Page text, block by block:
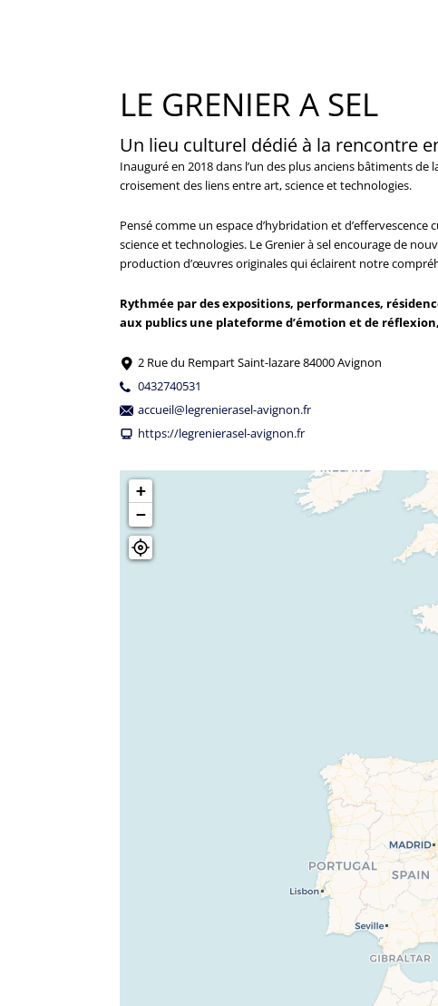
LE GRENIER A SEL
Un lieu culturel dédié à la rencontre
Inauguré en 2018 dans l’un des plus anciens bâtiments
croisement des liens entre art, science et technologies.
Pensé comme un espace d’hybridation et
science et technologies. Le Grenier à sel encourage de
production d’œuvres originales qui éclairent notre
Rythmée par des expositions, performances,
aux publics une plateforme d’émotion et de
2 Rue du Rempart Saint-lazare 84000 Avignon
0432740531
accueil@legrenierasel-avignon.fr
https://legrenierasel-avignon.fr
+
−